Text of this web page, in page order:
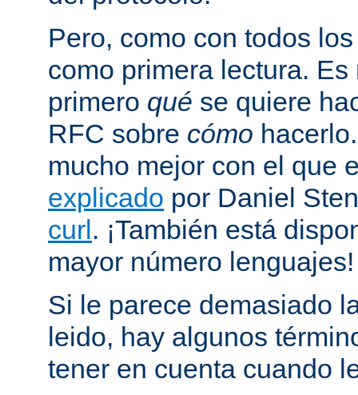
Pero, como con todos
como primera lectura.
primero qué se quiere
RFC sobre cómo
mucho mejor con el que
explicado por Daniel
curl. ¡También está
mayor número lenguajes!
Si le parece demasiado
leido, hay algunos
tener en cuenta cuando